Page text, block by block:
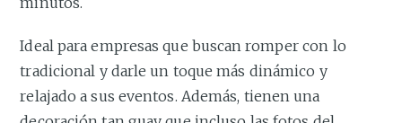
Ideal para empresas que buscan romper con lo
tradicional y darle un toque más dinámico y
relajado a sus eventos. Además, tienen una